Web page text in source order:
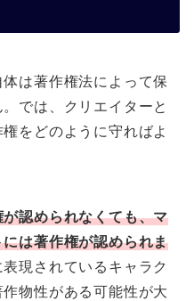
は著作権法によって保
では、クリエイターと
をどのように守ればよ
認められなくても、マ
は著作権が認められま
現されているキャラク
物性がある可能性が大